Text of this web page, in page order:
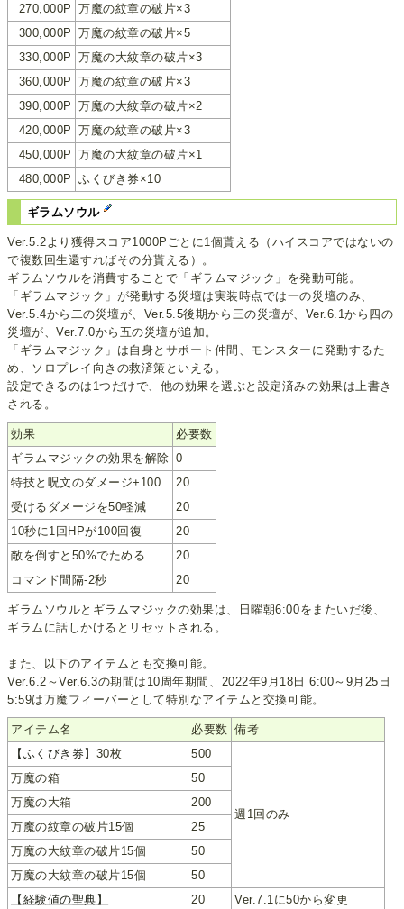
270,000P 万魔の紋章の破片×3
300,000P 万魔の紋章の破片×5
330,000P 万魔の大紋章の破片×3
360,000P 万魔の紋章の破片×3
390,000P 万魔の大紋章の破片×2
420,000P 万魔の紋章の破片×3
450,000P 万魔の大紋章の破片×1
480,000P ふくびき券×10
ギラムソウル
Ver.5.2より獲得スコア1000Pごとに1個貰える（ハイスコアではないの
で複数回生還すればその分貰える）。
ギラムソウルを消費することで「ギラムマジック」を発動可能。
「ギラムマジック」が発動する災壇は実装時点では一の災壇のみ、
Ver.5.4から二の災壇が、Ver.5.5後期から三の災壇が、Ver.6.1から四の
災壇が、Ver.7.0から五の災壇が追加。
「ギラムマジック」は自身とサポート仲間、モンスターに発動するた
め、ソロプレイ向きの救済策といえる。
設定できるのは1つだけで、他の効果を選ぶと設定済みの効果は上書き
される。
効果
必要数
ギラムマジックの効果を解除 0
特技と呪文のダメージ+100
20
受けるダメージを50軽減
20
10秒に1回HPが100回復
20
敵を倒すと50%でためる
20
コマンド間隔-2秒
20
ギラムソウルとギラムマジックの効果は、日曜朝6:00をまたいだ後、
ギラムに話しかけるとリセットされる。
また、以下のアイテムとも交換可能。
Ver.6.2～Ver.6.3の期間は10周年期間、2022年9月18日 6:00～9月25日
5:59は万魔フィーバーとして特別なアイテムと交換可能。
アイテム名 必要数 備考
【ふくびき券】 30枚 500
週1回のみ
万魔の箱
50
万魔の大箱
200
万魔の紋章の破片15個
25
万魔の大紋章の破片15個
50
万魔の大紋章の破片15個
50
【経験値の聖典】
20
Ver.7.1に50から変更